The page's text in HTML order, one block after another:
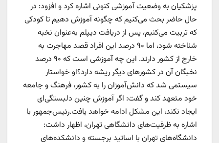
پزشکیان به وضعیت آموزشی کنونی اشاره کرد و افزود: در
حال حاضر بحث می‌کنیم که چگونه آموزش دهیم تا کودکی
که تربیت می‌کنیم، پس از دریافت دیپلم به‌عنوان نخبه
شناخته شود، اما ۹۰ درصد این افراد قصد مهاجرت به
خارج از کشور دارند. این چه آموزشی است که ۹۰ درصد
نخبگان آن در کشورهای دیگر ریشه دارد؟او خواستار
سیستمی شد که دانش‌آموزان را به کشور، فرهنگ و جامعه
خود متعهد کند و گفت: اگر آموزش چنین دلبستگی‌ای
ایجاد نکند، این مشکل ادامه خواهد یافت.رئیس‌جمهور با
اشاره به ظرفیت‌های دانشگاهی تهران، اظهار داشت:
دانشگاه‌های تهران با اساتید برجسته و دانشکده‌های